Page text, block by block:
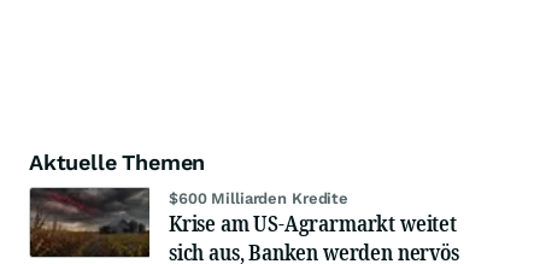
Aktuelle Themen
$600 Milliarden Kredite
Krise am US-Agrarmarkt weitet
sich aus, Banken werden nervös